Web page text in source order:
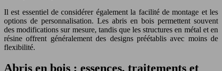
Il est essentiel de considérer également la facilité de montage et les
options de personnalisation. Les abris en bois permettent souvent
des modifications sur mesure, tandis que les structures en métal et en
résine offrent généralement des designs préétablis avec moins de
flexibilité.
Abris en bois : essences, traitements et